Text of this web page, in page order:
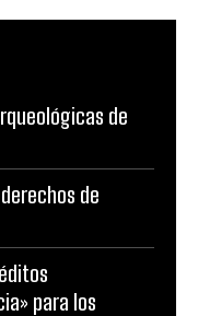
de
de
para los